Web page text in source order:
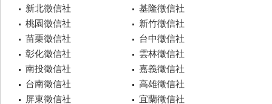
新北徵信社
基隆徵信社
桃園徵信社
新竹徵信社
苗栗徵信社
台中徵信社
彰化徵信社
雲林徵信社
南投徵信社
嘉義徵信社
台南徵信社
高雄徵信社
屏東徵信社
宜蘭徵信社